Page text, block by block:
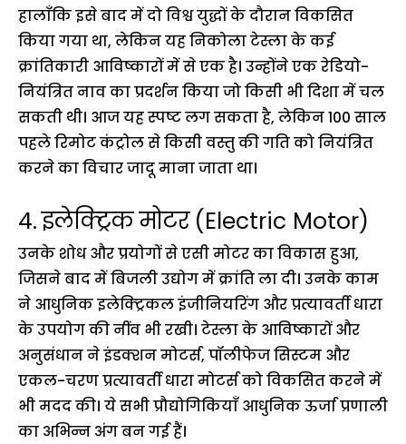
हालाँकि इसे बाद में दो विश्व युद्धों के दौरान विकसित
किया गया था, लेकिन यह निकोला टेस्ला के कई
क्रांतिकारी आविष्कारों में से एक है। उन्होंने एक रेडियो-
नियंत्रित नाव का प्रदर्शन किया जो किसी भी दिशा में चल
सकती थी। आज यह स्पष्ट लग सकता है, लेकिन 100 साल
पहले रिमोट कंट्रोल से किसी वस्तु की गति को नियंत्रित
करने का विचार जादू माना जाता था।
4.इलेक्ट्रिक मोटर (Electric Motor)
उनके शोध और प्रयोगों से एसी मोटर का विकास हुआ,
जिसने बाद में बिजली उद्योग में क्रांति ला दी। उनके काम
ने आधुनिक इलेक्ट्रिकल इंजीनियरिंग और प्रत्यावर्ती धारा
के उपयोग की नींव भी रखी। टेस्ला के आविष्कारों और
अनुसंधान ने इंडक्शन मोटर्स, पॉलीफेज सिस्टम और
एकल-चरण प्रत्यावर्ती धारा मोटर्स को विकसित करने में
भी मदद की। ये सभी प्रौद्योगिकियाँ आधुनिक ऊर्जा प्रणाली
का अभिन्न अंग बन गई हैं।